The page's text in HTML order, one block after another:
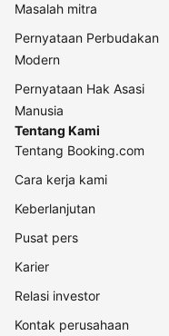
Masalah mitra
Pernyataan Perbudakan
Modern
Pernyataan Hak Asasi
Manusia
Tentang Kami
Tentang Booking.com
Cara kerja kami
Keberlanjutan
Pusat pers
Karier
Relasi investor
Kontak perusahaan